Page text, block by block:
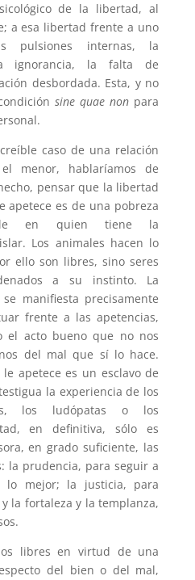
de la libertad, al
a esa libertad frente a uno
pulsiones internas, la
ignorancia, la falta de
desbordada. Esta, y no
sine quae non para
caso de una relación
menor, hablaríamos de
pensar que la libertad
apetece es de una pobreza
en quien tiene la
Los animales hacen lo
ello son libres, sino seres
a su instinto. La
manifiesta precisamente
frente a las apetencias,
el acto bueno que no nos
del mal que sí lo hace.
apetece es un esclavo de
la experiencia de los
los ludópatas o los
en definitiva, sólo es
en grado suficiente, las
la prudencia, para seguir a
lo mejor; la justicia, para
la fortaleza y la templanza,
libres en virtud de una
del bien o del mal,